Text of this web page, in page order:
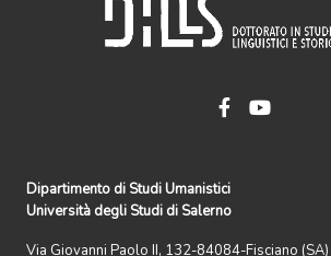
Dipartimento di Studi Umanistici
Università degli Studi di Salerno
Via Giovanni Paolo II, 132-84084-Fisciano (SA)